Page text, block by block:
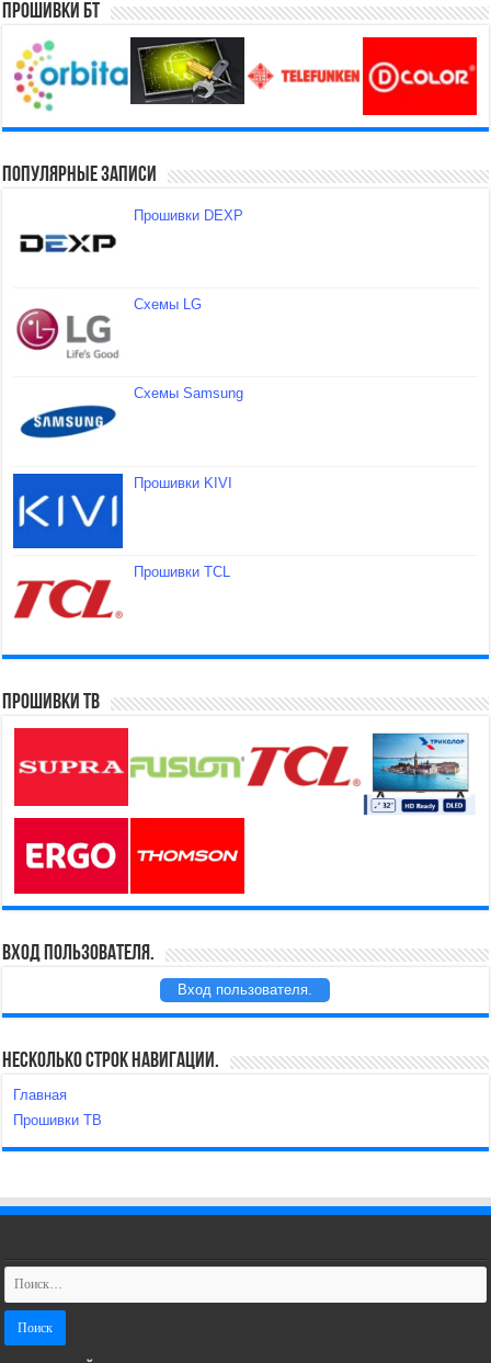
Прошивки БТ
Популярные записи
Прошивки DEXP
Схемы LG
Схемы Samsung
Прошивки KIVI
Прошивки TCL
Прошивки ТВ
Вход пользователя.
Вход пользователя.
Несколько строк навигации.
Главная
Прошивки ТВ